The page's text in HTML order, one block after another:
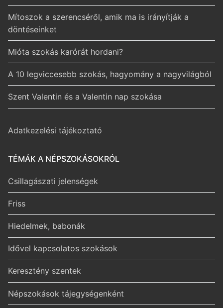
Mítoszok a szerencséről, amik ma is irányítják a
döntéseinket
Mióta szokás karórát hordani?
A 10 legviccesebb szokás, hagyomány a nagyvilágból
Szent Valentin és a Valentin nap szokása
Adatkezelési tájékoztató
TÉMÁK A NÉPSZOKÁSOKRÓL
Csillagászati jelenségek
Friss
Hiedelmek, babonák
Idővel kapcsolatos szokások
Keresztény szentek
Népszokások tájegységenként